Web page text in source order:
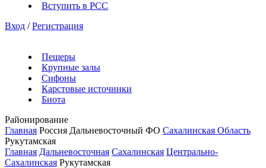
Вступить в РСС
Вход / Регистрация
Пещеры
Крупные залы
Сифоны
Карстовые источники
Биота
Районирование
Главная Россия Дальневосточный ФО Сахалинская Область
Рукутамская
Главная Дальневосточная Сахалинская Центрально-
Сахалинская Рукутамская